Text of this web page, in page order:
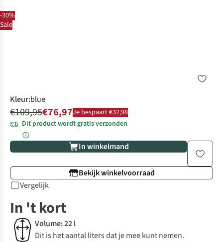
-30%
Sale
Kleur:blue
€109,95€76,97Je bespaart €32,98
Dit product wordt gratis verzonden
In winkelmand
Bekijk winkelvoorraad
Vergelijk
In 't kort
Volume: 22 l
Dit is het aantal liters dat je mee kunt nemen.